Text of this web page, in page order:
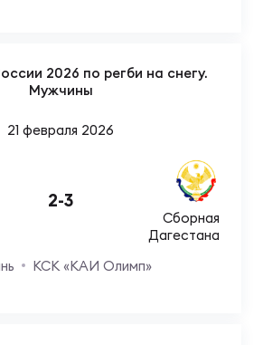
2026 по регби на снегу.
Мужчины
21 февраля 2026
2-3
Сборная
Дагестана
КСК «КАИ Олимп»